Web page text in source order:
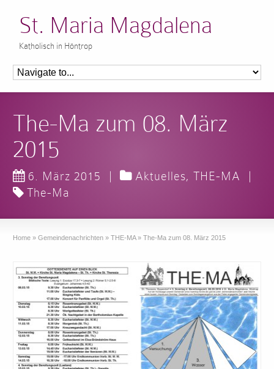
St. Maria Magdalena
Katholisch in Höntrop
The-Ma zum 08. März
2015
6. März 2015 | Aktuelles,THE-MA
|
The-Ma
Home » Gemeindenachrichten » THE-MA » The-Ma zum 08. März 2015